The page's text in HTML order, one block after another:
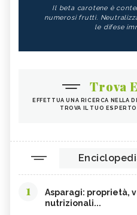
Il beta carotene è
numerosi frutti.
le difese
Trova
EFFETTUA UNA RICERCA NELLA
TROVA IL TUO
1
Asparagi: proprietà,
nutrizionali...